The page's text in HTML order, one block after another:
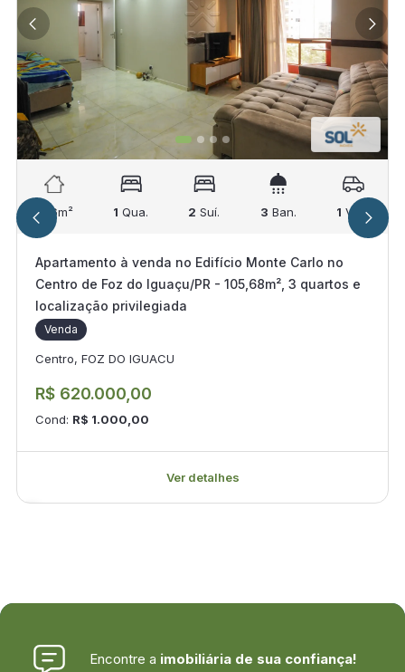
106m² 1 Qua. 2 Suí. 3 Ban. 1 Vag.
Apartamento à venda no Edifício Monte Carlo no
Centro de Foz do Iguaçu/PR - 105,68m², 3 quartos e
localização privilegiada
Venda
Centro, FOZ DO IGUACU
R$ 620.000,00
Cond: R$ 1.000,00
Ver detalhes
Encontre a imobiliária de sua confiança!